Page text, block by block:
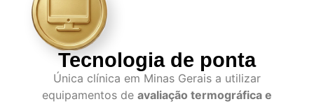
Tecnologia de ponta
Única clínica em Minas Gerais a utilizar
equipamentos de avaliação termográfica e